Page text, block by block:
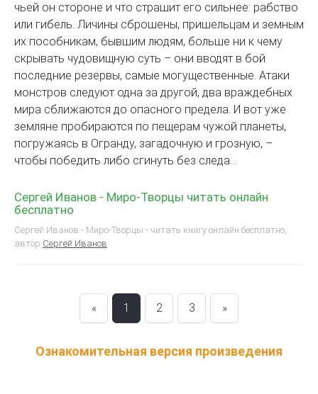
чьей он стороне и что страшит его сильнее: рабство
или гибель. Личины сброшены, пришельцам и земным
их пособникам, бывшим людям, больше ни к чему
скрывать чудовищную суть – они вводят в бой
последние резервы, самые могущественные. Атаки
монстров следуют одна за другой, два враждебных
мира сближаются до опасного предела. И вот уже
земляне пробираются по пещерам чужой планеты,
погружаясь в Огранду, загадочную и грозную, –
чтобы победить либо сгинуть без следа…
Сергей Иванов - Миро-Творцы читать онлайн
бесплатно
Сергей Иванов - Миро-Творцы - читать книгу онлайн бесплатно,
автор Сергей Иванов
« 1 2 3 »
Ознакомительная версия произведения